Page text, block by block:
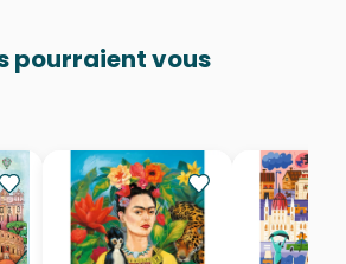
pourraient vous